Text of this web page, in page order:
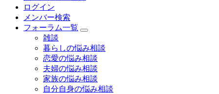
ログイン
メンバー検索
フォーラム一覧
雑談
暮らしの悩み相談
恋愛の悩み相談
夫婦の悩み相談
家族の悩み相談
自分自身の悩み相談